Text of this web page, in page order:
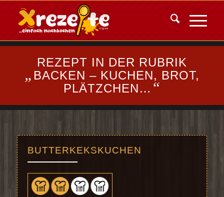
REZEPT IN DER RUBRIK
„ BACKEN – KUCHEN, BROT,
PLÄTZCHEN… “
BUTTERKEKSKUCHEN